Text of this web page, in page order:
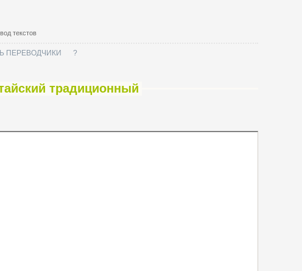
текстов
ПЕРЕВОДЧИКИ ?
традиционный